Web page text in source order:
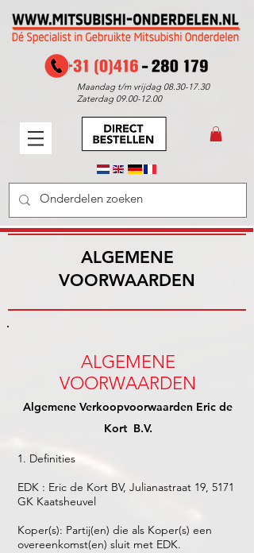
Maandag t/m vrijdag 08.30-17.30
Zaterdag 09.00-12.00
ALGEMENE
VOORWAARDEN
ALGEMENE
VOORWAARDEN
Algemene Verkoopvoorwaarden Eric de
Kort B.V.
1. Definities
EDK : Eric de Kort BV, Julianastraat 19, 5171
GK Kaatsheuvel
Koper(s): Partij(en) die als Koper(s) een
overeenkomst(en) sluit met EDK.